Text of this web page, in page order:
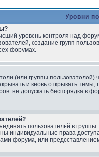
Уровни
уровень контроля над
создание групп
форумах.
(или группы
и вновь открывать
не допускать беспорядка в
пользователей в
индивидуальные права
форума, или